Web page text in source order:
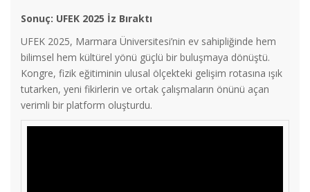
Sonuç: UFEK 2025 İz Bıraktı
UFEK 2025, Marmara Üniversitesi’nin ev sahipliğinde hem
bilimsel hem kültürel yönü güçlü bir buluşmaya dönüştü.
Kongre, fizik eğitiminin ulusal ölçekteki gelişim rotasına ışık
tutarken, yeni fikirlerin ve ortak çalışmaların önünü açan
verimli bir platform oluşturdu.